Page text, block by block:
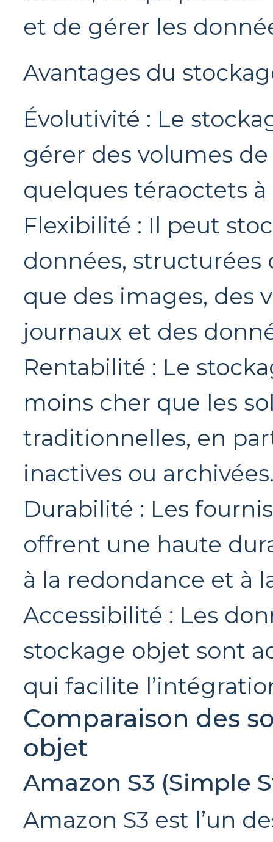
et de gérer les
Avantages du
Évolutivité : Le
gérer des volumes
quelques téraoctets
Flexibilité : Il peut
données, structurées
que des images, des
journaux et des
Rentabilité : Le
moins cher que les
traditionnelles, en
inactives ou
Durabilité : Les
offrent une haute
à la redondance et à
Accessibilité : Les
stockage objet sont
qui facilite
Comparaison des
objet
Amazon S3 (Simple
Amazon S3 est l’un